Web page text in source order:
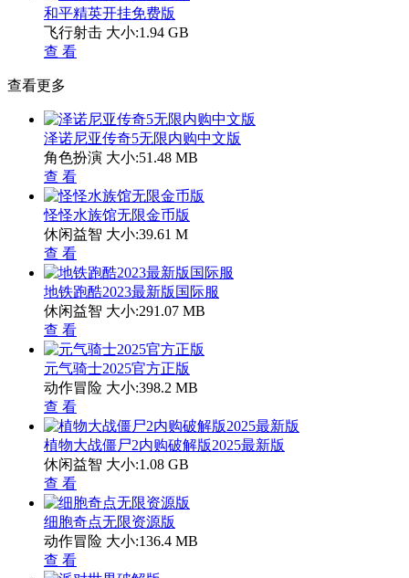
和平精英开挂免费版
飞行射击 大小:1.94 GB
查 看
查看更多
泽诺尼亚传奇5无限内购中文版
角色扮演 大小:51.48 MB
查 看
怪怪水族馆无限金币版
休闲益智 大小:39.61 M
查 看
地铁跑酷2023最新版国际服
休闲益智 大小:291.07 MB
查 看
元气骑士2025官方正版
动作冒险 大小:398.2 MB
查 看
植物大战僵尸2内购破解版2025最新版
休闲益智 大小:1.08 GB
查 看
细胞奇点无限资源版
动作冒险 大小:136.4 MB
查 看